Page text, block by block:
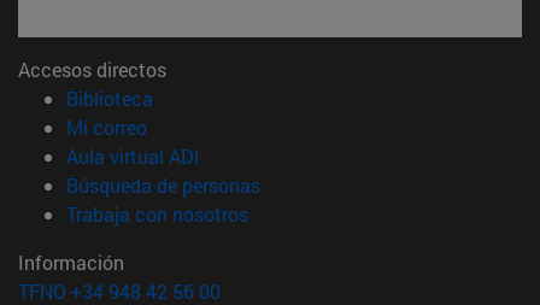
Accesos directos
Biblioteca
Mi correo(abre en nueva ventana)
Aula virtual ADI
Búsqueda de personas(abre en nueva ventana)
Trabaja con nosotros(abre en nueva ventana)
Información
TFNO +34 948 42 56 00